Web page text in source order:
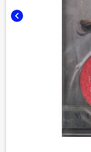
chevron_left